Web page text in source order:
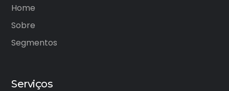
Home
Sobre
Segmentos
Serviços